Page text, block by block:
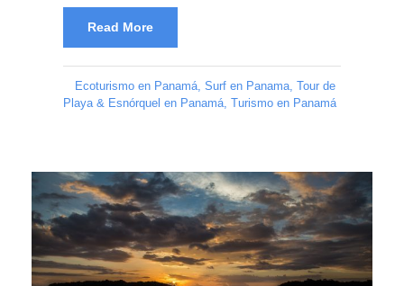
Read More
Ecoturismo en Panamá Surf en Panama Tour de
Playa & Esnórquel en Panamá Turismo en Panamá